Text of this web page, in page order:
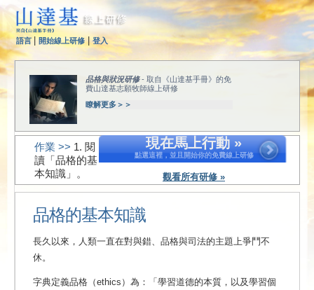
語言| 開始線上研修 | 登入
品格與狀況研修- 取自《山達基手冊》的免
費山達基志願牧師線上研修
瞭解更多＞＞
現在馬上行動 »
點選這裡，並且開始你的免費線上研修
觀看所有研修 »
作業 >> 1. 閱
讀「品格的基
本知識」。
品格的基本知識
長久以來，人類一直在對與錯、品格與司法的主題上爭鬥不
休。
字典定義品格（ethics）為：「學習道德的本質，以及學習個